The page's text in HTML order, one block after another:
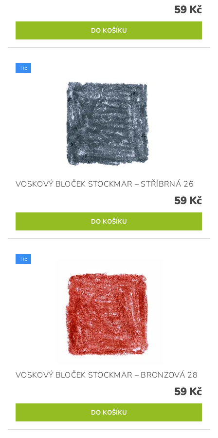
59 Kč
Tip
VOSKOVÝ BLOČEK STOCKMAR – STŘÍBRNÁ 26
59 Kč
Tip
VOSKOVÝ BLOČEK STOCKMAR – BRONZOVÁ 28
59 Kč